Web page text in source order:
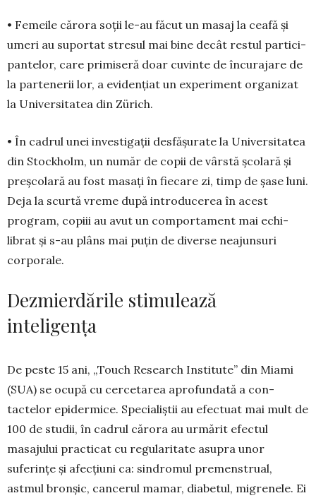
• Femeile cărora soții le-au făcut un masaj la ceafă și
umeri au suportat stresul mai bine decât restul partici­
pan­telor, care primiseră doar cuvinte de încu­rajare de
la partenerii lor, a evi­den­țiat un ex­pe­riment organizat
la Univer­sitatea din Zürich.
• În cadrul unei investigații desfășurate la Uni­versitatea
din Stockholm, un număr de copii de vârstă școlară și
preșcolară au fost masați în fiecare zi, timp de șase luni.
Deja la scurtă vreme după in­tro­du­cerea în acest
program, copiii au avut un com­por­tament mai echi­
librat și s-au plâns mai puțin de di­verse neajun­suri
corporale.
Dezmierdările stimulează
inteligența
De peste 15 ani, „Touch Research Institute” din Miami
(SUA) se ocupă cu cercetarea aprofun­dată a con­
tactelor epidermice. Specialiștii au efectuat mai mult de
100 de studii, în cadrul cărora au urmărit efec­­tul
masajului practicat cu regula­ritate asupra unor
suferințe și afecțiuni ca: sin­dromul pre­mens­tru­al,
astmul bronșic, cancerul mamar, diabetul, mi­gre­ne­le. Ei